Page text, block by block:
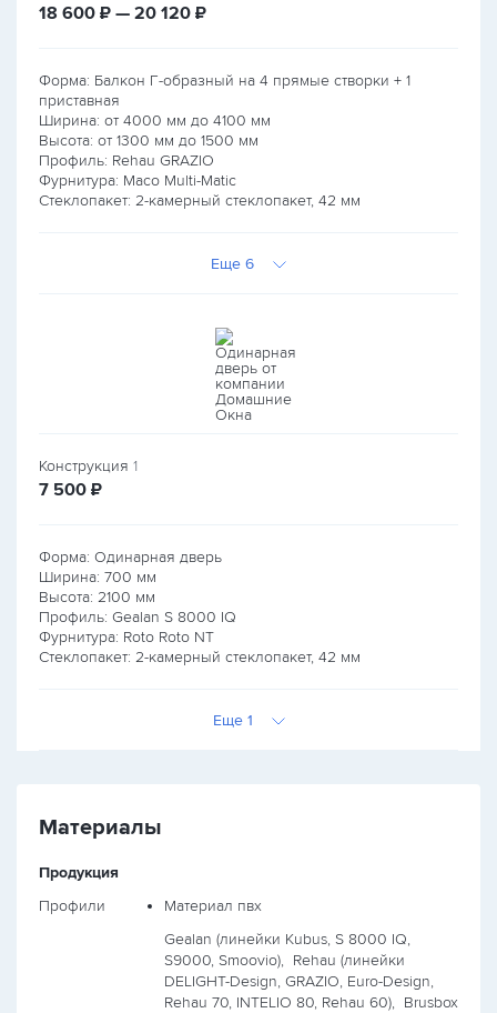
18 600 руб.
₽ — 20 120 руб.
₽
Форма: Балкон Г-образный на 4 прямые створки + 1
приставная
Ширина: от 4000 мм до 4100 мм
Высота: от 1300 мм до 1500 мм
Профиль: Rehau GRAZIO
Фурнитура: Maco Multi-Matic
Стеклопакет: 2-камерный стеклопакет, 42 мм
Еще 6
Конструкция 1
7 500 руб.
₽
Форма: Одинарная дверь
Ширина: 700 мм
Высота: 2100 мм
Профиль: Gealan S 8000 IQ
Фурнитура: Roto Roto NT
Стеклопакет: 2-камерный стеклопакет, 42 мм
Еще 1
Материалы
Продукция
Профили
Материал пвх
Gealan (линейки Kubus, S 8000 IQ,
S9000, Smoovio), Rehau (линейки
DELIGHT-Design, GRAZIO, Euro-Design,
Rehau 70, INTELIO 80, Rehau 60), Brusbox